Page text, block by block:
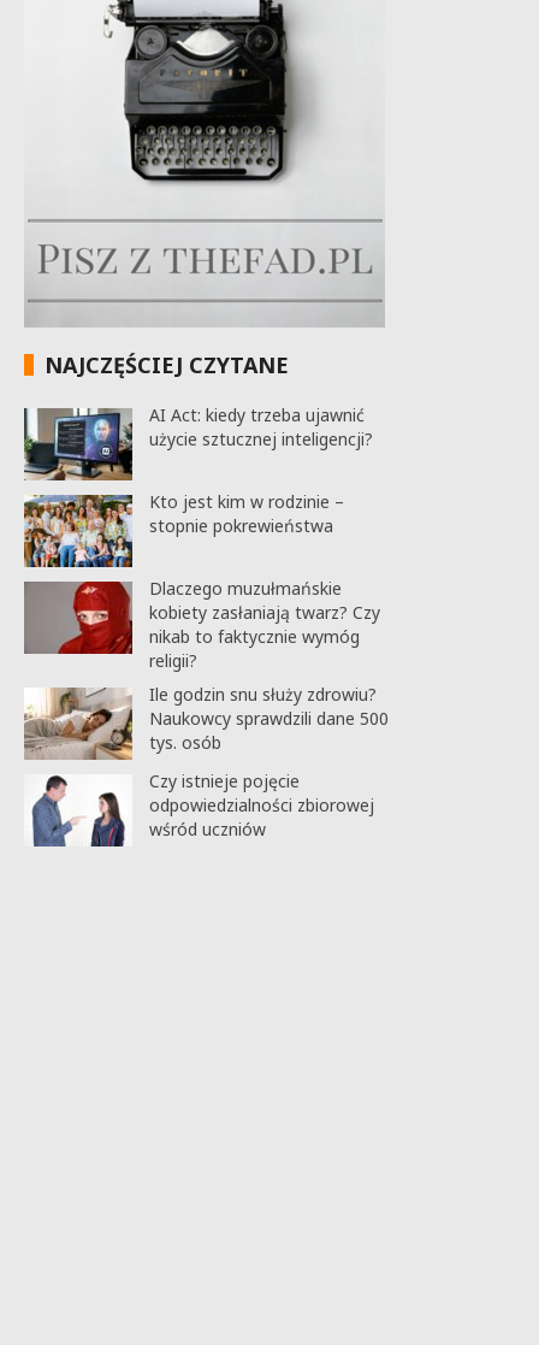
NAJCZĘŚCIEJ CZYTANE
AI Act: kiedy trzeba ujawnić
użycie sztucznej inteligencji?
Kto jest kim w rodzinie –
stopnie pokrewieństwa
Dlaczego muzułmańskie
kobiety zasłaniają twarz? Czy
nikab to faktycznie wymóg
religii?
Ile godzin snu służy zdrowiu?
Naukowcy sprawdzili dane 500
tys. osób
Czy istnieje pojęcie
odpowiedzialności zbiorowej
wśród uczniów